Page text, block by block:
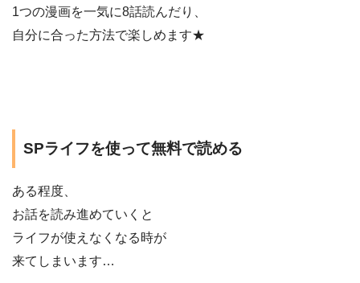
1つの漫画を一気に8話読んだり、
自分に合った方法で楽しめます★
SPライフを使って無料で読める
ある程度、
お話を読み進めていくと
ライフが使えなくなる時が
来てしまいます…